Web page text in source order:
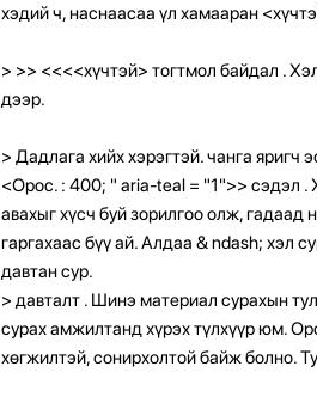
хэдий ч, наснаасаа үл хамааран
> >> <<<<хүчтэй> тогтмол байдал .
дээр.
> Дадлага хийх хэрэгтэй. чанга яригч
<Орос. : 400; " aria-teal = "1">> сэдэл .
авахыг хүсч буй зорилгоо олж,
гаргахаас бүү ай. Алдаа & ndash; хэл
давтан сур.
> давталт . Шинэ материал сурахын
сурах амжилтанд хүрэх түлхүүр юм.
хөгжилтэй, сонирхолтой байж болно.